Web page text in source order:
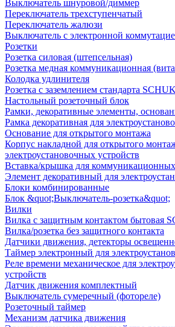
Выключатель шнуровой/диммер
Переключатель трехступенчатый
Переключатель жалюзи
Выключатель с электронной
Розетки
Розетка силовая (штепсельная)
Розетка медная коммуникационная
Колодка удлинителя
Розетка с заземлением стандарта
Настольный розеточный блок
Рамки, декоративные элементы,
Рамка декоративная для
Основание для открытого монтажа
Корпус накладной для открытого
электроустановочных устройств
Вставка/крышка для
Элемент декоративный для
Блоки комбинированные
Блок &quot;Выключатель-розетка&quot;
Вилки
Вилка с защитным контактом бытовая
Вилка/розетка без защитного контакта
Датчики движения, детекторы
Таймер электронный для
Реле времени механическое для
устройств
Датчик движения комплектный
Выключатель сумеречный (фотореле)
Розеточный таймер
Механизм датчика движения